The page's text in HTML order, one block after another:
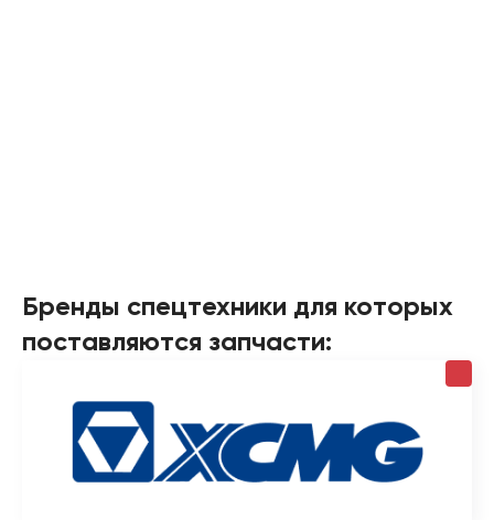
Бренды спецтехники для которых
поставляются запчасти: